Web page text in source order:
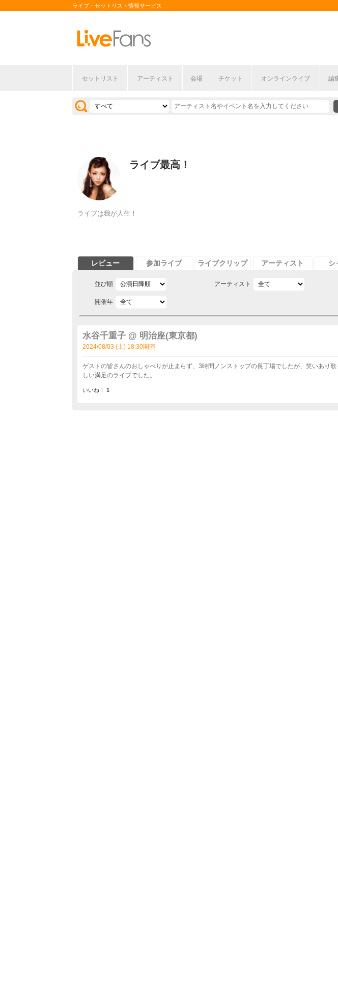
ライブ・セットリスト情報サービス
セットリスト アーティスト 会場 チケット オンラインライブ 編
ライブ最高！
ライブは我が人生！
レビュー 参加ライブ ライブクリップ アーティスト シ
並び順 アーティスト
開催年
水谷千重子 @ 明治座(東京都)
2024/08/03 (土) 18:30開演
ゲストの皆さんのおしゃべりが止まらず、3時間ノンストップの長丁場でしたが、笑いあり
しい満足のライブでした。
いいね！ 1